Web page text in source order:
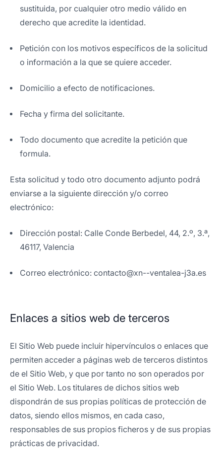
sustituida, por cualquier otro medio válido en
derecho que acredite la identidad.
Petición con los motivos específicos de la solicitud
o información a la que se quiere acceder.
Domicilio a efecto de notificaciones.
Fecha y firma del solicitante.
Todo documento que acredite la petición que
formula.
Esta solicitud y todo otro documento adjunto podrá
enviarse a la siguiente dirección y/o correo
electrónico:
Dirección postal: Calle Conde Berbedel, 44, 2.º, 3.ª,
46117, Valencia
Correo electrónico: contacto@xn--ventalea-j3a.es
Enlaces a sitios web de terceros
El Sitio Web puede incluir hipervínculos o enlaces que
permiten acceder a páginas web de terceros distintos
de el Sitio Web, y que por tanto no son operados por
el Sitio Web. Los titulares de dichos sitios web
dispondrán de sus propias políticas de protección de
datos, siendo ellos mismos, en cada caso,
responsables de sus propios ficheros y de sus propias
prácticas de privacidad.